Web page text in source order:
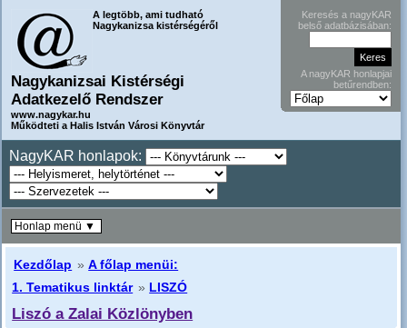
A legtöbb, ami tudható
Nagykanizsa kistérségéről
Nagykanizsai Kistérségi
Adatkezelő Rendszer
www.nagykar.hu
Működteti a Halis István Városi Könyvtár
Keresés a nagyKAR
belső adatbázisában:
A nagyKAR honlapjai
betűrendben:
NagyKAR honlapok:
Kezdőlap »A főlap menüi:
1. Tematikus linktár » LISZÓ
Liszó a Zalai Közlönyben
Honlap menü ▼